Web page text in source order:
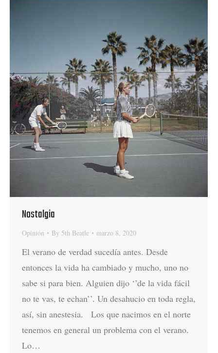
Nostalgia
Opinión By 5th Beatle marzo 8, 2020
El verano de verdad sucedía antes. Desde
entonces la vida ha cambiado y mucho, uno no
sabe si para bien. Alguien dijo ‘’de la vida fácil
no te vas, te echan’’. Un desahucio en toda regla,
así, sin anestesia. Los que nacimos en el norte
tenemos en general un problema con el verano.
Lo…